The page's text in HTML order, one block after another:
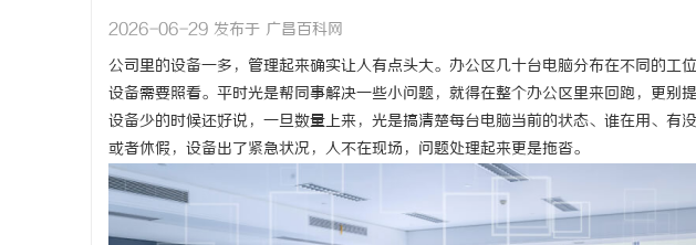
2026-06-29 发布于 广昌百科网
公司里的设备一多，管理起来确实让人有点头大。办公区几十台电脑分布在不同的工
设备需要照看。平时光是帮同事解决一些小问题，就得在整个办公区里来回跑，更别
设备少的时候还好说，一旦数量上来，光是搞清楚每台电脑当前的状态、谁在用、有
或者休假，设备出了紧急状况，人不在现场，问题处理起来更是拖沓。